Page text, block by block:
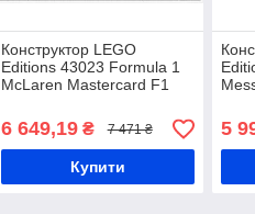
Конструктор LEGO
Editions 43023 Formula 1
McLaren Mastercard F1
6 649,19₴ 7 471 ₴
Купити
5